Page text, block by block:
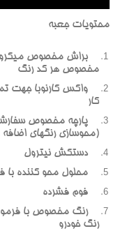
محتويات جعبه
براش مخصوص ميکرو
مخصوص هر کد رنگ
واکس کارنوبا جهت
کار
(محوسازي رنگهاي اضافه
دستکش نيترول
محلول محو کننده با
فوم فشرده
رنگ مخصوص با
رنگ خودرو